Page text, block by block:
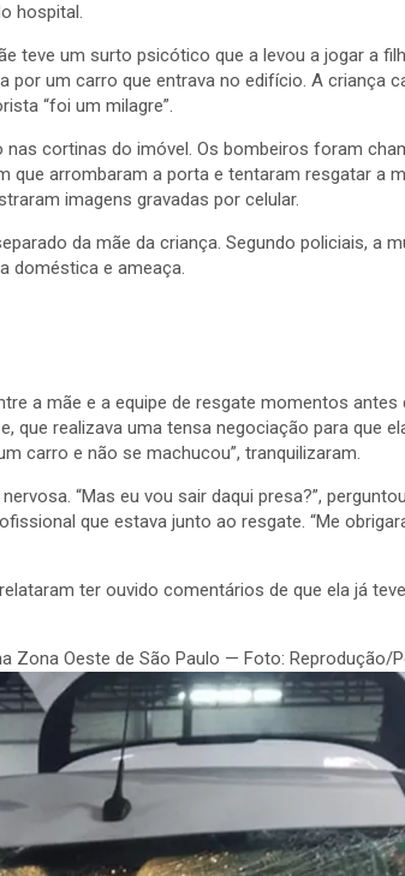
hospital.
teve um surto psicótico que a levou a jogar a
por um carro que entrava no edifício. A criança
“foi um milagre”.
cortinas do imóvel. Os bombeiros foram
que arrombaram a porta e tentaram resgatar a
imagens gravadas por celular.
da mãe da criança. Segundo policiais, a
doméstica e ameaça.
a mãe e a equipe de resgate momentos antes
, que realizava uma tensa negociação para que
carro e não se machucou”, tranquilizaram.
“Mas eu vou sair daqui presa?”,
que estava junto ao resgate. “Me
ter ouvido comentários de que ela já